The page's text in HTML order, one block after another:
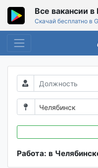
Все вакансии в
Скачай бесплатно в
Челябинск
Работа: в